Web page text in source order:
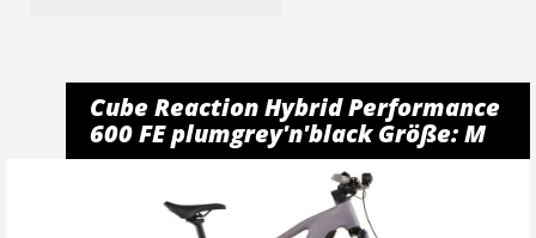
Cube Reaction Hybrid Performance
600 FE plumgrey'n'black Größe: M